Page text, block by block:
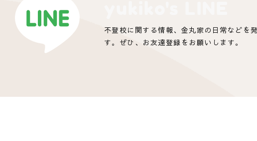
不登校に関する情報、金丸家の日常などを
す。ぜひ、お友達登録をお願いします。